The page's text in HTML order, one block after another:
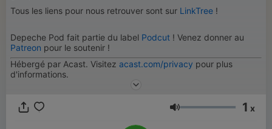
Tous les liens pour nous retrouver sont sur LinkTree !
Depeche Pod fait partie du label Podcut ! Venez donner au
Patreon pour le soutenir !
Hébergé par Acast. Visitez acast.com/privacy pour plus
d'informations.
Volum 1 x